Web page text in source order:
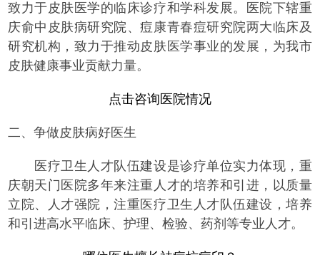
致力于皮肤医学的临床诊疗和学科发展。医院下辖重
庆俞中皮肤病研究院、痘康青春痘研究院两大临床及
研究机构，致力于推动皮肤医学事业的发展，为我市
皮肤健康事业贡献力量。
点击咨询医院情况
二、争做皮肤病好医生
医疗卫生人才队伍建设是诊疗单位实力体现，重
庆朝天门医院多年来注重人才的培养和引进，以质量
立院、人才强院，注重医疗卫生人才队伍建设，培养
和引进高水平临床、护理、检验、药剂等专业人才。